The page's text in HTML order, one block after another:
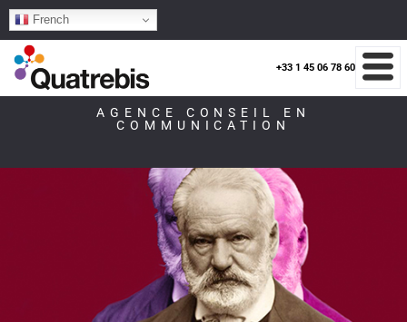
French
+33 1 45 06 78 60
AGENCE CONSEIL EN
COMMUNICATION